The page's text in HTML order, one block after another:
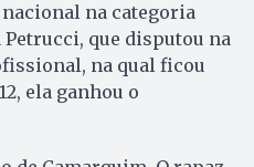
na categoria
que disputou na
na qual ficou
ela ganhou o